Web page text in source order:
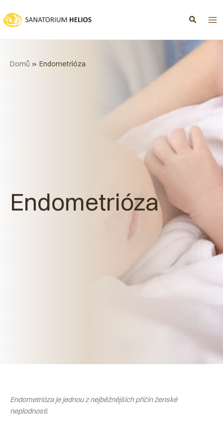
na
obsah
Endometrióza
Domů Endometrióza
Endometrióza je jednou z nejběžnějších příčin ženské
neplodnosti.